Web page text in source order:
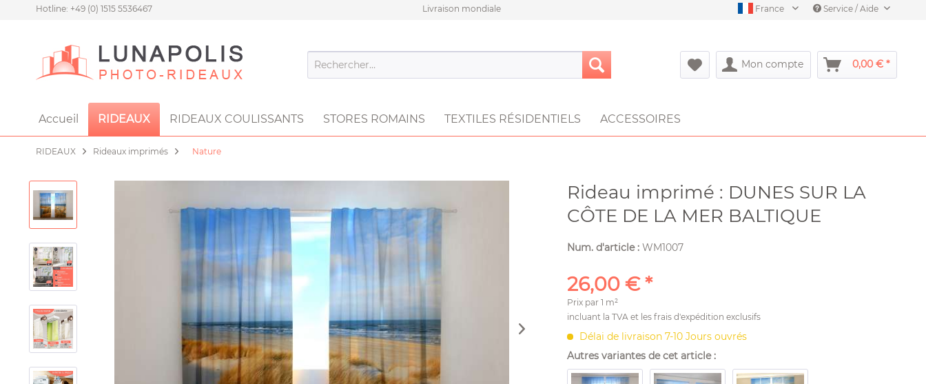
Hotline: +49 (0) 1515 5536467 Livraison mondiale France Service / Aide
Mon compte 0,00 € *
Accueil RIDEAUX RIDEAUX COULISSANTS STORES ROMAINS TEXTILES RÉSIDENTIELS ACCESSOIRES
RIDEAUX Rideaux imprimés Nature
Rideau imprimé : DUNES SUR LA
CÔTE DE LA MER BALTIQUE
Num. d'article :WM1007
26,00 € *
Prix par1 m²
incluant la TVA et lesfrais d'expédition exclusifs
Délai de livraison 7-10 Jours ouvrés
Autres variantes de cet article :